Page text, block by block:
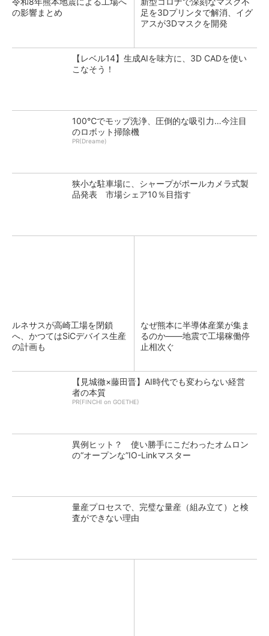
の影響まとめ
足を3Dプリンタで解消、イグ
アスが3Dマスクを開発
【レベル14】生成AIを味方に、3D CADを使い
こなそう！
100℃でモップ洗浄、圧倒的な吸引力…今注目
のロボット掃除機
PR(Dreame)
狭小な駐車場に、シャープがポールカメラ式製
品発表 市場シェア10％目指す
ルネサスが高崎工場を閉鎖
へ、かつてはSiCデバイス生産
の計画も
なぜ熊本に半導体産業が集ま
るのか――地震で工場稼働停
止相次ぐ
【見城徹×藤田晋】AI時代でも変わらない経営
者の本質
PR(FINCHI on GOETHE)
異例ヒット？ 使い勝手にこだわったオムロン
の“オープンな”IO-Linkマスター
量産プロセスで、完璧な量産（組み立て）と検
査ができない理由